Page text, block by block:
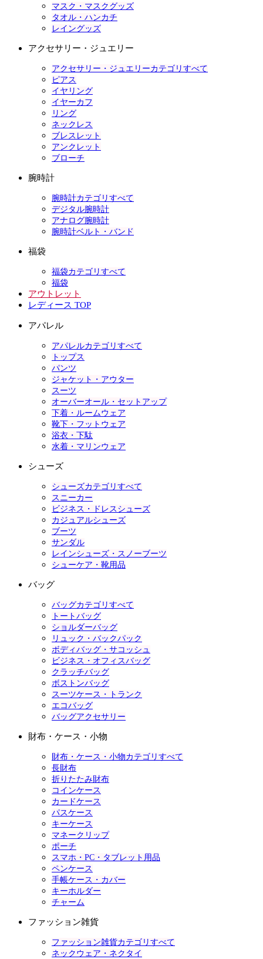
マスク・マスクグッズ
タオル・ハンカチ
レイングッズ
アクセサリー・ジュエリー
アクセサリー・ジュエリーカテゴリすべて
ピアス
イヤリング
イヤーカフ
リング
ネックレス
ブレスレット
アンクレット
ブローチ
腕時計
腕時計カテゴリすべて
デジタル腕時計
アナログ腕時計
腕時計ベルト・バンド
福袋
福袋カテゴリすべて
福袋
アウトレット
レディース TOP
アパレル
アパレルカテゴリすべて
トップス
パンツ
ジャケット・アウター
スーツ
オーバーオール・セットアップ
下着・ルームウェア
靴下・フットウェア
浴衣・下駄
水着・マリンウェア
シューズ
シューズカテゴリすべて
スニーカー
ビジネス・ドレスシューズ
カジュアルシューズ
ブーツ
サンダル
レインシューズ・スノーブーツ
シューケア・靴用品
バッグ
バッグカテゴリすべて
トートバッグ
ショルダーバッグ
リュック・バックパック
ボディバッグ・サコッシュ
ビジネス・オフィスバッグ
クラッチバッグ
ボストンバッグ
スーツケース・トランク
エコバッグ
バッグアクセサリー
財布・ケース・小物
財布・ケース・小物カテゴリすべて
長財布
折りたたみ財布
コインケース
カードケース
パスケース
キーケース
マネークリップ
ポーチ
スマホ・PC・タブレット用品
ペンケース
手帳ケース・カバー
キーホルダー
チャーム
ファッション雑貨
ファッション雑貨カテゴリすべて
ネックウェア・ネクタイ